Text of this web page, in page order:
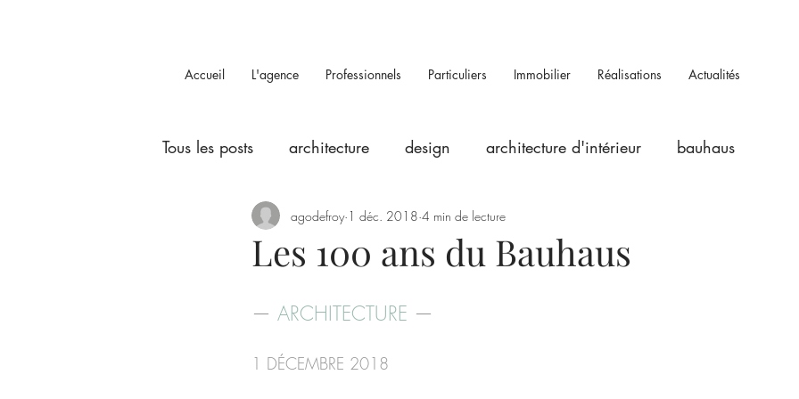
Accueil L'agence Professionnels Particuliers Immobilier Réalisations Actualités
Tous les posts architecture design architecture d'intérieur bauhaus
Les 100 ans du Bauhaus
agodefroy 1 déc. 2018 4 min de lecture
— ARCHITECTURE —
1 DÉCEMBRE 2018